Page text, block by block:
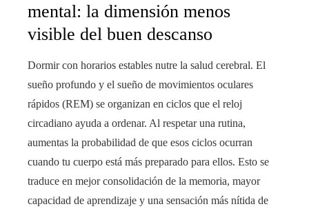
mental: la dimensión menos
visible del buen descanso
Dormir con horarios estables nutre la salud cerebral. El
sueño profundo y el sueño de movimientos oculares
rápidos (REM) se organizan en ciclos que el reloj
circadiano ayuda a ordenar. Al respetar una rutina,
aumentas la probabilidad de que esos ciclos ocurran
cuando tu cuerpo está más preparado para ellos. Esto se
traduce en mejor consolidación de la memoria, mayor
capacidad de aprendizaje y una sensación más nítida de